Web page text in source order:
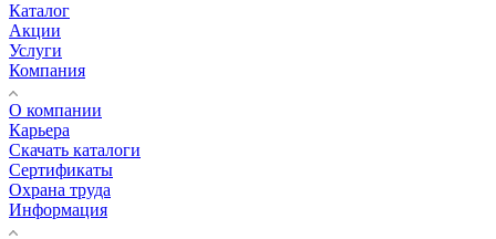
Каталог
Акции
Услуги
Компания
О компании
Карьера
Cкачать каталоги
Сертификаты
Охрана труда
Информация